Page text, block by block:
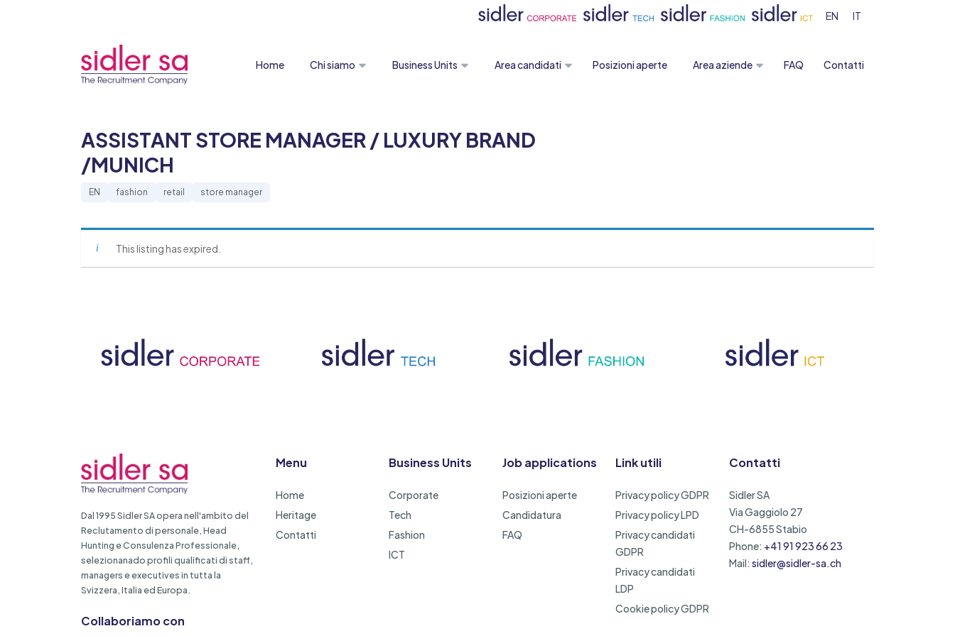
EN IT
Home Chi siamo Business Units Area candidati Posizioni aperte Area aziende FAQ Contatti
ASSISTANT STORE MANAGER / LUXURY BRAND
/MUNICH
EN fashion retail store manager
This listing has expired.
Dal 1995 Sidler SA opera nell'ambito del
Reclutamento di personale, Head
Hunting e Consulenza Professionale,
selezionanado profili qualificati di staff,
managers e executives in tutta la
Svizzera, Italia ed Europa.
Collaboriamo con
Menu
Home
Heritage
Contatti
Business Units
Corporate
Tech
Fashion
ICT
Job applications
Posizioni aperte
Candidatura
FAQ
Link utili
Privacy policy GDPR
Privacy policy LPD
Privacy candidati
GDPR
Privacy candidati
LDP
Cookie policy GDPR
Contatti
Sidler SA
Via Gaggiolo 27
CH-6855 Stabio
Phone: +41 91 923 66 23
Mail: sidler@sidler-sa.ch